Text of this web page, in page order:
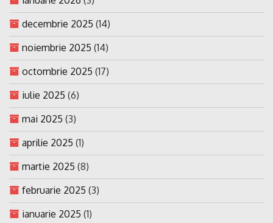
decembrie 2025 (14)
noiembrie 2025 (14)
octombrie 2025 (17)
iulie 2025 (6)
mai 2025 (3)
aprilie 2025 (1)
martie 2025 (8)
februarie 2025 (3)
ianuarie 2025 (1)